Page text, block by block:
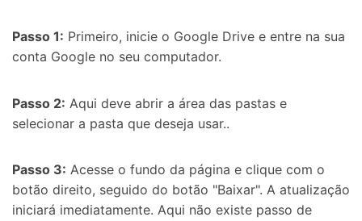
Passo 1: Primeiro, inicie o Google Drive e entre na sua
conta Google no seu computador.
Passo 2: Aqui deve abrir a área das pastas e
selecionar a pasta que deseja usar..
Passo 3: Acesse o fundo da página e clique com o
botão direito, seguido do botão "Baixar". A atualização
iniciará imediatamente. Aqui não existe passo de